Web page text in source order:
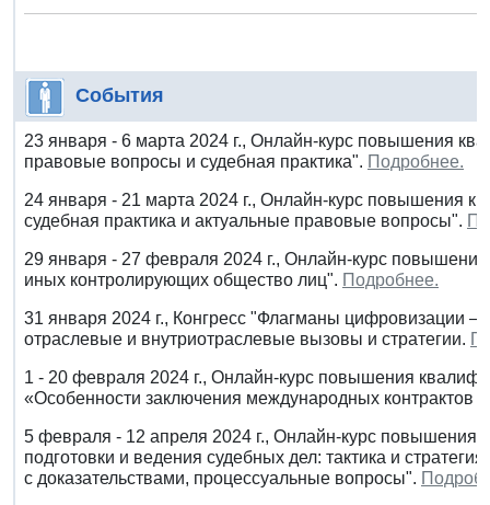
События
23 января - 6 марта 2024 г., Онлайн-курс повышения
правовые вопросы и судебная практика". Подробнее.
24 января - 21 марта 2024 г., Онлайн-курс повышения
судебная практика и актуальные правовые вопросы".
29 января - 27 февраля 2024 г., Онлайн-курс
иных контролирующих общество лиц". Подробнее.
31 января 2024 г., Конгресс "Флагманы цифровизации
отраслевые и внутриотраслевые вызовы и стратегии.
1 - 20 февраля 2024 г., Онлайн-курс повышения
«Особенности заключения международных контрактов
5 февраля - 12 апреля 2024 г., Онлайн-курс повышения
подготовки и ведения судебных дел: тактика и
с доказательствами, процессуальные вопросы".